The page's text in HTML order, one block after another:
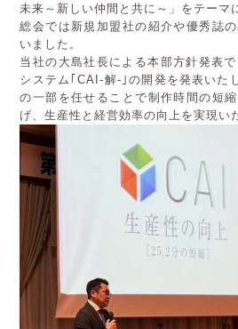
未来～新しい仲間と共に～」をテーマ
総会では新規加盟社の紹介や優秀誌
いました。
当社の大島社長による本部方針発表
システム｢CAI‐解‐｣の開発を発表いた
の一部を任せることで制作時間の短
げ、生産性と経営効率の向上を実現い